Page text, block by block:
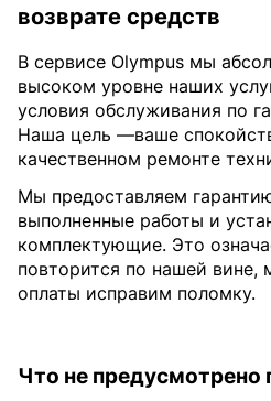
возврате средств
В сервисе Olympus мы
высоком уровне наших
условия обслуживания по
Наша цель —ваше
качественном ремонте
Мы предоставляем
выполненные работы и
комплектующие. Это
повторится по нашей вине,
оплаты исправим поломку.
Что не предусмотрено